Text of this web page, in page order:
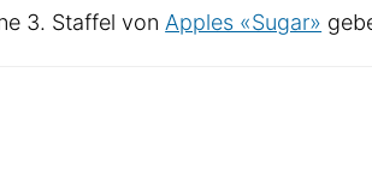
3. Staffel von Apples «Sugar»